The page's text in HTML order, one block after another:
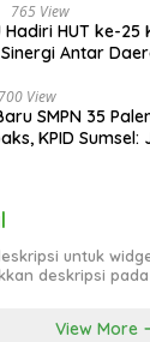
765 View
Hadiri HUT ke-
Antar
700 View
SMPN 35
KPID
untuk
deskripsi
View More